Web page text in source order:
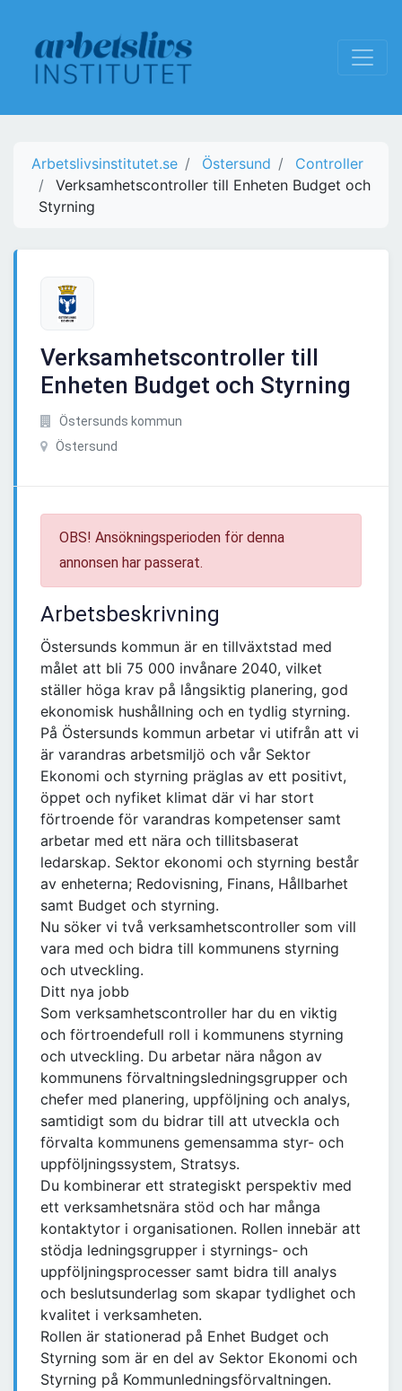
Arbetslivsinstitutet.se Östersund
Controller
Verksamhetscontroller till Enheten Budget och
Styrning
Verksamhetscontroller till
Enheten Budget och Styrning
Östersunds kommun
Östersund
OBS! Ansökningsperioden för denna
annonsen har passerat.
Arbetsbeskrivning
Östersunds kommun är en tillväxtstad med
målet att bli 75 000 invånare 2040, vilket
ställer höga krav på långsiktig planering, god
ekonomisk hushållning och en tydlig styrning.
På Östersunds kommun arbetar vi utifrån att vi
är varandras arbetsmiljö och vår Sektor
Ekonomi och styrning präglas av ett positivt,
öppet och nyfiket klimat där vi har stort
förtroende för varandras kompetenser samt
arbetar med ett nära och tillitsbaserat
ledarskap. Sektor ekonomi och styrning består
av enheterna; Redovisning, Finans, Hållbarhet
samt Budget och styrning.
Nu söker vi två verksamhetscontroller som vill
vara med och bidra till kommunens styrning
och utveckling.
Ditt nya jobb
Som verksamhetscontroller har du en viktig
och förtroendefull roll i kommunens styrning
och utveckling. Du arbetar nära någon av
kommunens förvaltningsledningsgrupper och
chefer med planering, uppföljning och analys,
samtidigt som du bidrar till att utveckla och
förvalta kommunens gemensamma styr- och
uppföljningssystem, Stratsys.
Du kombinerar ett strategiskt perspektiv med
ett verksamhetsnära stöd och har många
kontaktytor i organisationen. Rollen innebär att
stödja ledningsgrupper i styrnings- och
uppföljningsprocesser samt bidra till analys
och beslutsunderlag som skapar tydlighet och
kvalitet i verksamheten.
Rollen är stationerad på Enhet Budget och
Styrning som är en del av Sektor Ekonomi och
Styrning på Kommunledningsförvaltningen.